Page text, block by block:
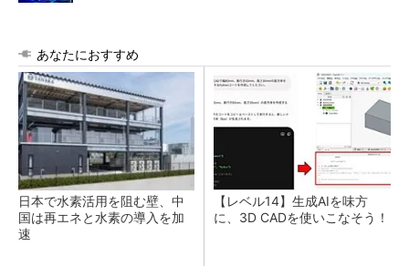
あなたにおすすめ
日本で水素活用を阻む壁、中
国は再エネと水素の導入を加
速
【レベル14】生成AIを味方
に、3D CADを使いこなそう！